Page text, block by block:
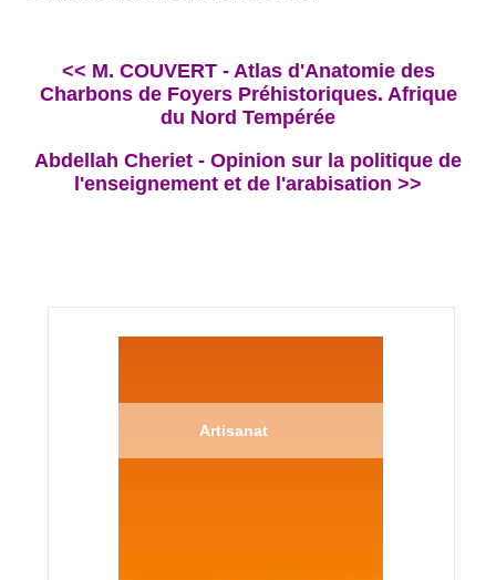
<< M. COUVERT - Atlas d'Anatomie des
Charbons de Foyers Préhistoriques. Afrique
du Nord Tempérée
Abdellah Cheriet - Opinion sur la politique de
l'enseignement et de l'arabisation >>
Artisanat